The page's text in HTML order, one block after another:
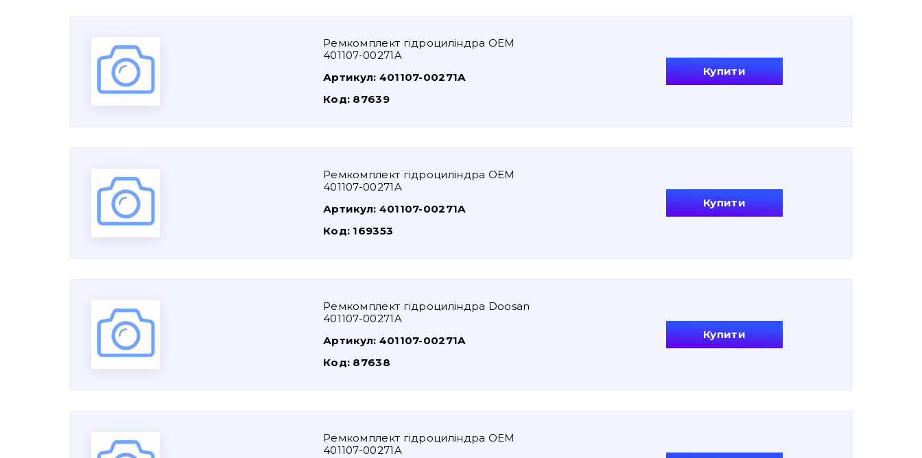
Ремкомплект гідроциліндра OEM
401107-00271A
Артикул: 401107-00271A
Код: 87639
Купити
Ремкомплект гідроциліндра OEM
401107-00271A
Артикул: 401107-00271A
Код: 169353
Купити
Ремкомплект гідроциліндра Doosan
401107-00271A
Артикул: 401107-00271A
Код: 87638
Купити
Ремкомплект гідроциліндра OEM
401107-00271A